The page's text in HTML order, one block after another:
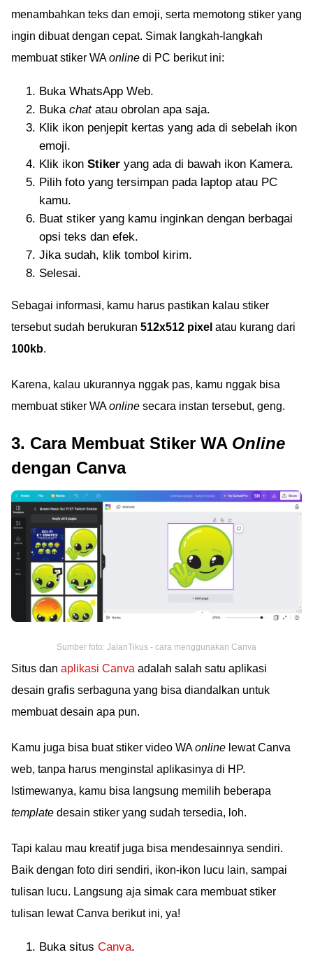
menambahkan teks dan emoji, serta memotong stiker yang
ingin dibuat dengan cepat. Simak langkah-langkah
membuat stiker WAonline di PC berikut ini:
Buka WhatsApp Web.
Buka chatatau obrolan apa saja.
Klik ikon penjepit kertas yang ada di sebelah ikon
emoji.
Klik ikon Stiker yang ada di bawah ikon Kamera.
Pilih foto yang tersimpan pada laptop atau PC
kamu.
Buat stiker yang kamu inginkan dengan berbagai
opsi teks dan efek.
Jika sudah, klik tombol kirim.
Selesai.
Sebagai informasi, kamu harus pastikan kalau stiker
tersebut sudah berukuran 512x512 pixel atau kurang dari
100kb.
Karena, kalau ukurannya nggak pas, kamu nggak bisa
membuat stiker WAonline secara instan tersebut, geng.
3. Cara Membuat Stiker WA Online
dengan Canva
Sumber foto: JalanTikus - cara menggunakan Canva
Situs dan aplikasi Canva adalah salah satu aplikasi
desain grafis serbaguna yang bisa diandalkan untuk
membuat desain apa pun.
Kamu juga bisa buat stiker video WAonline lewat Canva
web, tanpa harus menginstal aplikasinya di HP.
Istimewanya, kamu bisa langsung memilih beberapa
template desain stiker yang sudah tersedia, loh.
Tapi kalau mau kreatif juga bisa mendesainnya sendiri.
Baik dengan foto diri sendiri, ikon-ikon lucu lain, sampai
tulisan lucu. Langsung aja simak cara membuat stiker
tulisan lewat Canva berikut ini, ya!
Buka situs Canva.